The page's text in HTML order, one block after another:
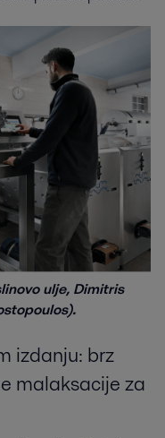
ulje, Dimitris
izdanju: brz
malaksacije za